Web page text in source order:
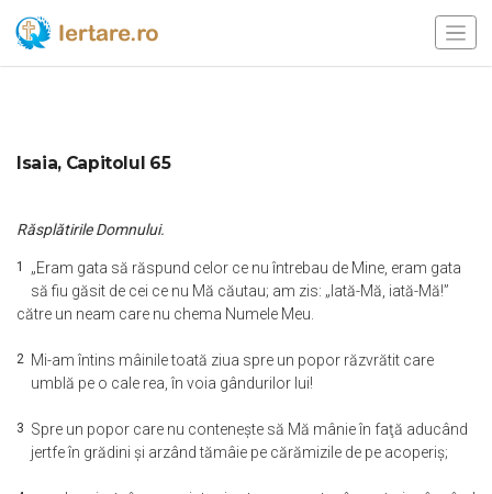
Isaia, Capitolul 65
Răsplătirile Domnului.
1 „Eram gata să răspund celor ce nu întrebau de Mine, eram gata
să fiu găsit de cei ce nu Mă căutau; am zis: „Iată-Mă, iată-Mă!”
către un neam care nu chema Numele Meu.
2 Mi-am întins mâinile toată ziua spre un popor răzvrătit care
umblă pe o cale rea, în voia gândurilor lui!
3 Spre un popor care nu conteneşte să Mă mânie în faţă aducând
jertfe în grădini şi arzând tămâie pe cărămizile de pe acoperiş;